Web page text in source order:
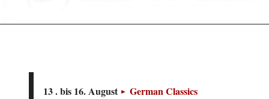
13 . bis 16. August German Classics